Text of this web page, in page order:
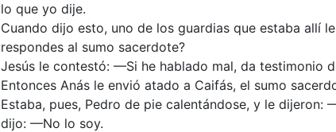
lo que yo dije.
Cuando dijo esto, uno de los guardias que estaba allí
respondes al sumo sacerdote?
Jesús le contestó: —Si he hablado mal, da testimonio
Entonces Anás le envió atado a Caifás, el sumo
Estaba, pues, Pedro de pie calentándose, y le dijeron:
dijo: —No lo soy.